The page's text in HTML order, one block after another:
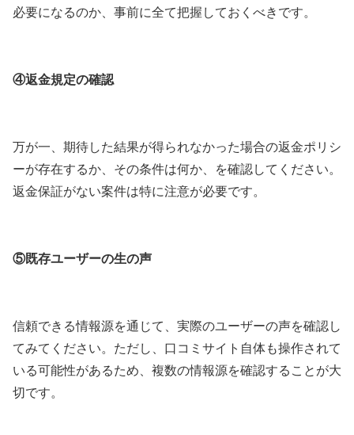
必要になるのか、事前に全て把握しておくべきです。
④返金規定の確認
万が一、期待した結果が得られなかった場合の返金ポリシ
ーが存在するか、その条件は何か、を確認してください。
返金保証がない案件は特に注意が必要です。
⑤既存ユーザーの生の声
信頼できる情報源を通じて、実際のユーザーの声を確認し
てみてください。ただし、口コミサイト自体も操作されて
いる可能性があるため、複数の情報源を確認することが大
切です。